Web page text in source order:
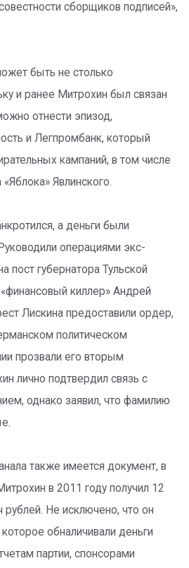
сборщиков подписей»,
быть не столько
и ранее Митрохин был связан
отнести эпизод,
и Легпромбанк, который
кампаний, в том числе
Явлинского.
а деньги были
операциями экс-
пост губернатора Тульской
киллер» Андрей
Лискина предоставили ордер,
политическом
прозвали его вторым
лично подтвердил связь с
однако заявил, что фамилию
также имеется документ, в
в 2011 году получил 12
Не исключено, что он
обналичивали деньги
партии, спонсорами